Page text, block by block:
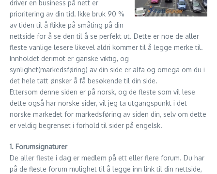
driver en business på nett er
prioritering av din tid. Ikke bruk 90 %
av tiden til å flikke på småting på din
nettside for å se den til å se perfekt ut. Dette er noe de aller
fleste vanlige lesere likevel aldri kommer til å legge merke til.
Innholdet derimot er ganske viktig, og
synlighet(markedsføring) av din side er alfa og omega om du i
det hele tatt ønsker å få besøkende til din side.
Ettersom denne siden er på norsk, og de fleste som vil lese
dette også har norske sider, vil jeg ta utgangspunkt i det
norske markedet for markedsføring av siden din, selv om dette
er veldig begrenset i forhold til sider på engelsk.
1. Forumsignaturer
De aller fleste i dag er medlem på ett eller flere forum. Du har
på de fleste forum mulighet til å legge inn link til din nettside,